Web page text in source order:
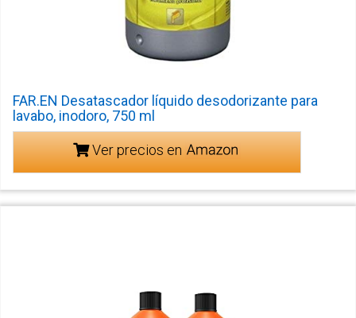
FAR.EN Desatascador líquido desodorizante para
lavabo, inodoro, 750 ml
Ver precios en